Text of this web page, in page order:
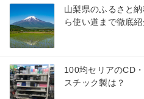
山梨県のふるさと
ら使い道まで徹底紹
100均セリアのCD
スチック製は？